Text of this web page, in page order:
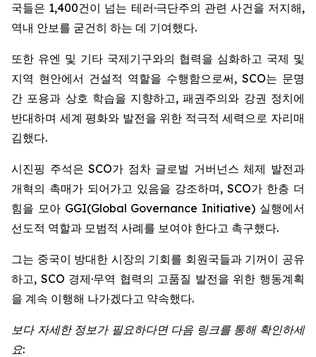
국들은 1,400건이 넘는 테러·극단주의 관련 사건을 저지해,
역내 안보를 굳건히 하는 데 기여했다.
또한 유엔 및 기타 국제기구와의 협력을 심화하고 국제 및
지역 현안에서 건설적 역할을 수행함으로써, SCO는 문명
간 포용과 상호 학습을 지향하고, 패권주의와 강권 정치에
반대하며 세계 평화와 발전을 위한 적극적 세력으로 자리매
김했다.
시진핑 주석은 SCO가 점차 글로벌 거버넌스 체제 발전과
개혁의 촉매가 되어가고 있음을 강조하며, SCO가 한층 더
힘을 모아 GGI(Global Governance Initiative) 실행에서
선도적 역할과 모범적 사례를 보여야 한다고 촉구했다.
그는 중국이 방대한 시장의 기회를 회원국들과 기꺼이 공유
하고, SCO 경제·무역 협력의 고품질 발전을 위한 행동계획
을 계속 이행해 나가겠다고 약속했다.
보다 자세한 정보가 필요하다면 다음 링크를 통해 확인하세
요: